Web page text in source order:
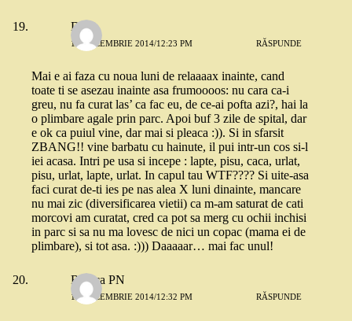
Dana
15 DECEMBRIE 2014/12:23 PM RĂSPUNDE
Mai e ai faza cu noua luni de relaaaax inainte, cand
toate ti se asezau inainte asa frumoooos: nu cara ca-i
greu, nu fa curat las’ ca fac eu, de ce-ai pofta azi?, hai la
o plimbare agale prin parc. Apoi buf 3 zile de spital, dar
e ok ca puiul vine, dar mai si pleaca :)). Si in sfarsit
ZBANG!! vine barbatu cu hainute, il pui intr-un cos si-l
iei acasa. Intri pe usa si incepe : lapte, pisu, caca, urlat,
pisu, urlat, lapte, urlat. In capul tau WTF???? Si uite-asa
faci curat de-ti ies pe nas alea X luni dinainte, mancare
nu mai zic (diversificarea vietii) ca m-am saturat de cati
morcovi am curatat, cred ca pot sa merg cu ochii inchisi
in parc si sa nu ma lovesc de nici un copac (mama ei de
plimbare), si tot asa. :))) Daaaaar… mai fac unul!
Raluca PN
15 DECEMBRIE 2014/12:32 PM RĂSPUNDE